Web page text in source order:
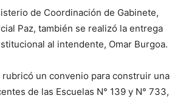
de Coordinación de Gabinete,
Paz, también se realizó la entrega
al intendente, Omar Burgoa.
rubricó un convenio para construir una
de las Escuelas N° 139 y N° 733,